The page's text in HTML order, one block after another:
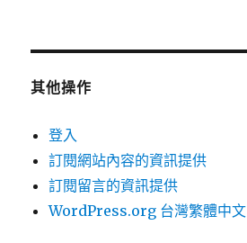
其他操作
登入
訂閱網站內容的資訊提供
訂閱留言的資訊提供
WordPress.org 台灣繁體中文